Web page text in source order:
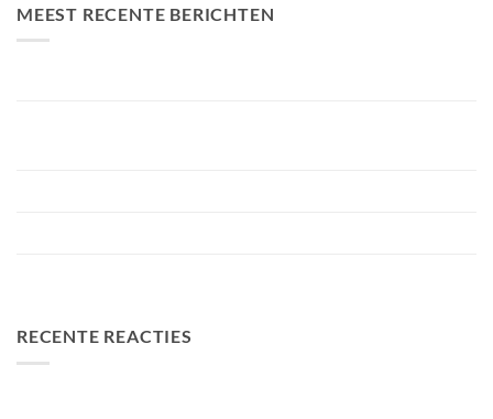
MEEST RECENTE BERICHTEN
RECENTE REACTIES